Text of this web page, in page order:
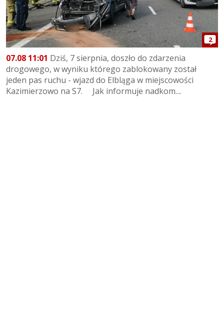
2
07.08 11:01 Dziś, 7 sierpnia, doszło do zdarzenia
drogowego, w wyniku którego zablokowany został
jeden pas ruchu - wjazd do Elbląga w miejscowości
Kazimierzowo na S7. Jak informuje nadkom....